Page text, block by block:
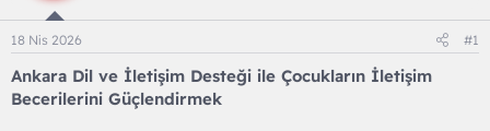
a
a
ç
r
e
m
18 Nis 2026 #1
Ankara Dil ve İletişim Desteği ile Çocukların İletişim
Becerilerini Güçlendirmek